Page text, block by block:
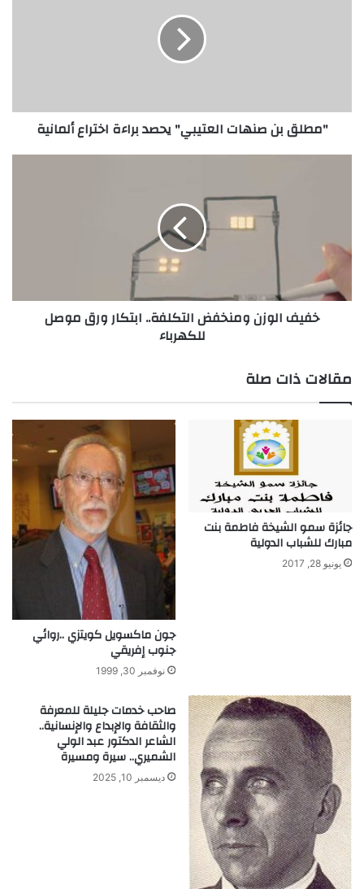
"مطلق بن صنهات العتيبي" يحصد براءة اختراع ألمانية
ورق
للكهرباء
خفيف الوزن ومنخفض التكلفة.. ابتكار ورق موصل
للكهرباء
مقالات ذات صلة
جائزة سمو الشيخة فاطمة بنت
مبارك للشباب الدولية
يونيو 28, 2017
جون ماكسويل كويتزي ..روائي
جنوب إفريقي
نوفمبر 30, 1999
صاحب خدمات جليلة للمعرفة
والثقافة والإبداع والإنسانية..
الشاعر الدكتور عبد الولي
الشميري.. سيرة ومسيرة
ديسمبر 10, 2025